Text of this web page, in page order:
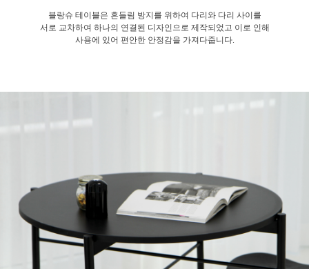
블랑슈 테이블은 흔들림 방지를 위하여 다리와 다리 사이를
서로 교차하여 하나의 연결된 디자인으로 제작되었고 이로 인해
사용에 있어 편안한 안정감을 가져다줍니다.